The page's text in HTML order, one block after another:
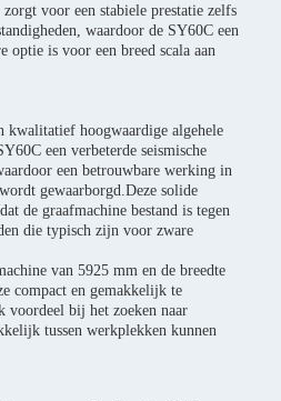
voor een stabiele prestatie zelfs
waardoor de SY60C een
optie is voor een breed scala aan
kwalitatief hoogwaardige algehele
een verbeterde seismische
een betrouwbare werking in
gewaarborgd.Deze solide
de graafmachine bestand is tegen
die typisch zijn voor zware
van 5925 mm en de breedte
compact en gemakkelijk te
voordeel bij het zoeken naar
tussen werkplekken kunnen